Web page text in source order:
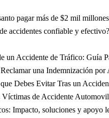
pagar más de $2 mil
accidentes confiable y efectivo?
un Accidente de Tráfico: Guía
una Indemnización
Debes Evitar Tras un
Víctimas de Accidente
Impacto, soluciones y apoyo